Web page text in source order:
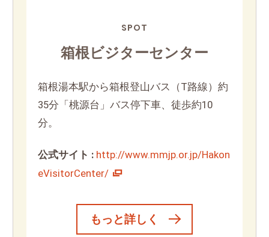
SPOT
箱根ビジターセンター
箱根湯本駅から箱根登山バス（T路線）約
35分「桃源台」バス停下車、徒歩約10
分。
公式サイト : http://www.mmjp.or.jp/Hakon
eVisitorCenter/
もっと詳しく